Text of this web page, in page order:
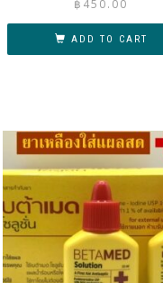
฿ 450.00
ADD TO CART